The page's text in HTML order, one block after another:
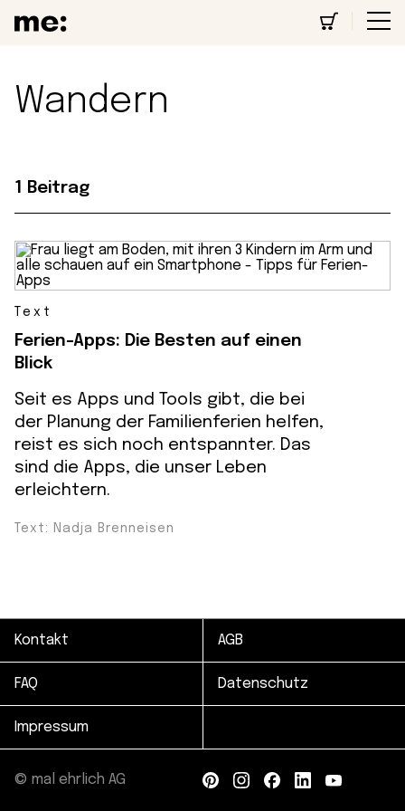
Wandern
1 Beitrag
Text
Ferien-Apps: Die Besten auf einen
Blick
Seit es Apps und Tools gibt, die bei
der Planung der Familienferien helfen,
reist es sich noch entspannter. Das
sind die Apps, die unser Leben
erleichtern.
Text: Nadja Brenneisen
Kontakt AGB
FAQ Datenschutz
Impressum
© mal ehrlich AG